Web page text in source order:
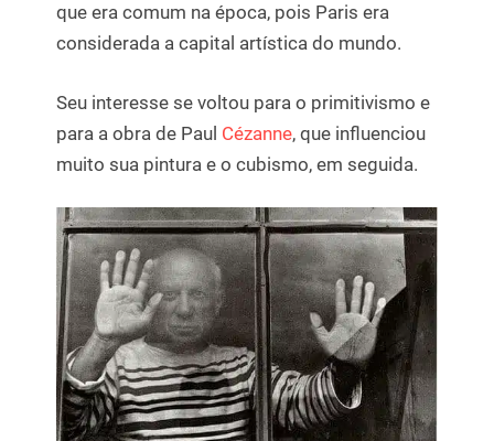
que era comum na época, pois Paris era
considerada a capital artística do mundo.
Seu interesse se voltou para o primitivismo e
para a obra de Paul Cézanne, que influenciou
muito sua pintura e o cubismo, em seguida.